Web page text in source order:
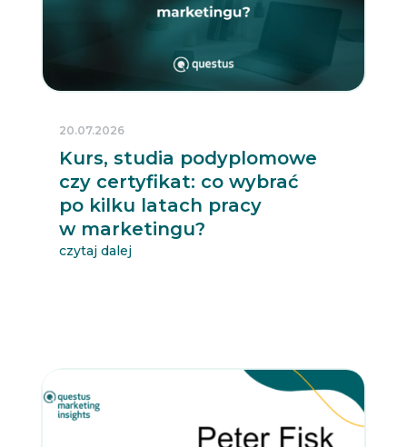
Kurs, studia podyplomowe
czy certyfikat: co wybrać
po kilku latach pracy
w marketingu?
20.07.2026
czytaj dalej